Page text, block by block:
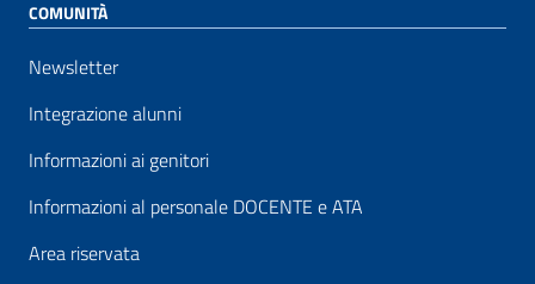
COMUNITÀ
Newsletter
Integrazione alunni
Informazioni ai genitori
Informazioni al personale DOCENTE e ATA
Area riservata